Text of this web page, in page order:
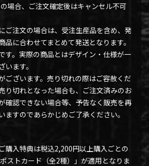
場合、ご注文確定後はキャンセル不可
ご注文の場合は、受注生産品を含め、発
品に合わせてまとめて発送となります。
す。実際の商品とはデザイン・仕様が一
ます。
ございます。売り切れの際はご容赦くだ
り切れとなった場合も、ご注文済みのお
確認できない場合等、予告なく販売を再
ますのであらかじめご了承ください。
購入特典は税込2,200円以上購入ごとの
ストカード（全2種）」が適用となりま